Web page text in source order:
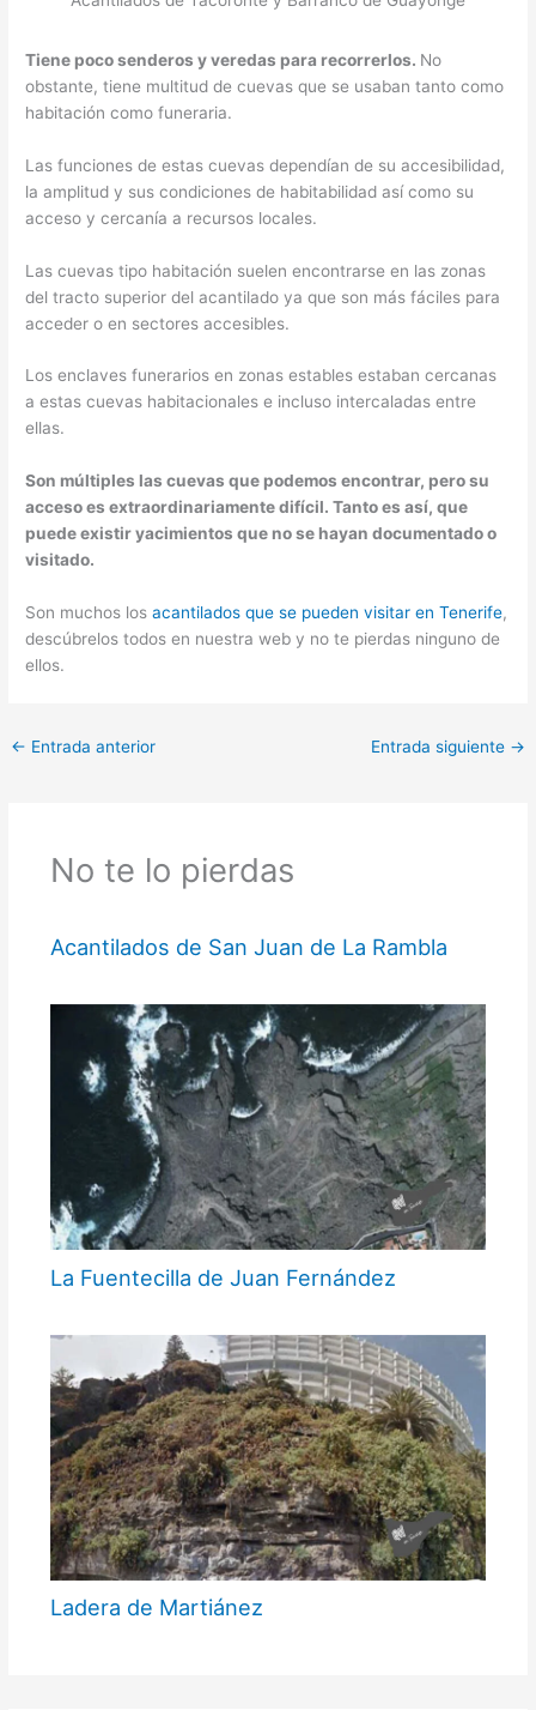
Tiene poco senderos y veredas para recorrerlos. No
obstante, tiene multitud de cuevas que se usaban tanto como
habitación como funeraria.
Las funciones de estas cuevas dependían de su accesibilidad,
la amplitud y sus condiciones de habitabilidad así como su
acceso y cercanía a recursos locales.
Las cuevas tipo habitación suelen encontrarse en las zonas
del tracto superior del acantilado ya que son más fáciles para
acceder o en sectores accesibles.
Los enclaves funerarios en zonas estables estaban cercanas
a estas cuevas habitacionales e incluso intercaladas entre
ellas.
Son múltiples las cuevas que podemos encontrar, pero su
acceso es extraordinariamente difícil. Tanto es así, que
puede existir yacimientos que no se hayan documentado o
visitado.
Son muchos losacantilados que se pueden visitar en Tenerife,
descúbrelos todos en nuestra web y no te pierdas ninguno de
ellos.
← Entrada anterior Entrada siguiente →
No te lo pierdas
Acantilados de San Juan de La Rambla
La Fuentecilla de Juan Fernández
Ladera de Martiánez